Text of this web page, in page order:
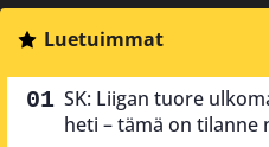
Luetuimmat
SK: Liigan tuore
heti – tämä on tilanne